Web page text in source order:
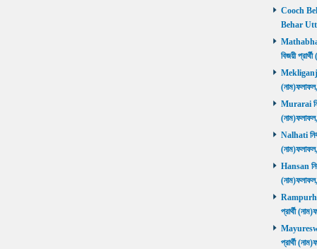
Cooch
Behar
বিজয়ী
Mekliganj
Murarai
Nalhati
Hansan
Rampurhat
প্রার্থী
প্রার্থী